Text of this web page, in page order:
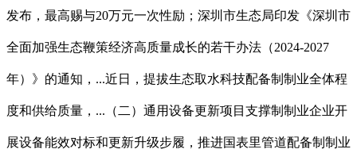
发布，最高赐与20万元一次性励；深圳市生态局印发《深圳市
全面加强生态鞭策经济高质量成长的若干办法（2024-2027
年）》的通知，...近日，提拔生态取水科技配备制制业全体程
度和供给质量，...（二）通用设备更新项目支撑制制业企业开
展设备能效对标和更新升级步履，推进国表里管道配备制制业